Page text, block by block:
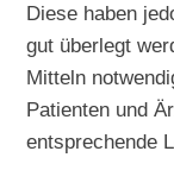
Diese haben
gut überlegt
Mitteln
Patienten und
entsprechende